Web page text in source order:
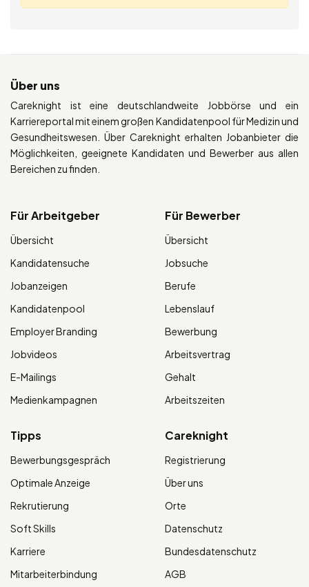
Über uns
Careknight ist eine deutschlandweite Jobbörse und ein
Karriereportal mit einem großen Kandidatenpool für Medizin und
Gesundheitswesen. Über Careknight erhalten Jobanbieter die
Möglichkeiten, geeignete Kandidaten und Bewerber aus allen
Bereichen zu finden.
Für Arbeitgeber
Übersicht
Kandidatensuche
Jobanzeigen
Kandidatenpool
Employer Branding
Jobvideos
E-Mailings
Medienkampagnen
Für Bewerber
Übersicht
Jobsuche
Berufe
Lebenslauf
Bewerbung
Arbeitsvertrag
Gehalt
Arbeitszeiten
Tipps
Bewerbungsgespräch
Optimale Anzeige
Rekrutierung
Soft Skills
Karriere
Mitarbeiterbindung
Careknight
Registrierung
Über uns
Orte
Datenschutz
Bundesdatenschutz
AGB